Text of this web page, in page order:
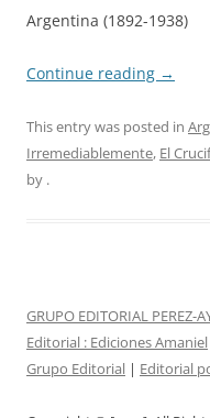
Argentina (1892-1938)
Continue reading →
This entry was posted in
Irremediablemente, El
by .
GRUPO EDITORIAL PEREZ-
Editorial : Ediciones Amaniel
Grupo Editorial | Editorial